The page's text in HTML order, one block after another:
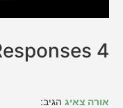
אורה צאיג הגיב: